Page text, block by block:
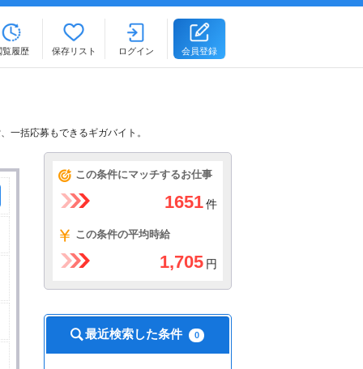
覧履歴 保存リスト ログイン 会員登録
一括応募もできるギガバイト。
この条件にマッチするお仕事
1651 件
この条件の平均時給
1,705 円
最近検索した条件 0